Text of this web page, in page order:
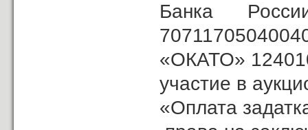
Банка
«ОКАТО»
участие в
«Опла­та